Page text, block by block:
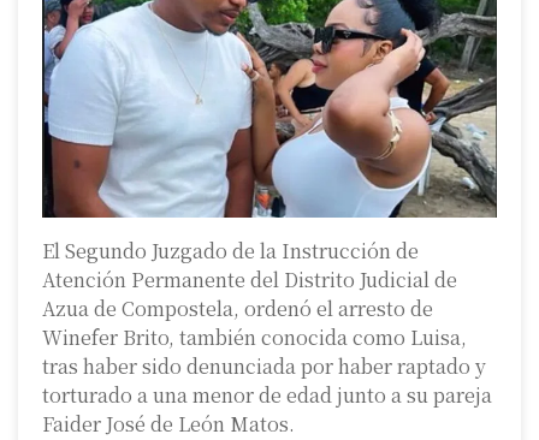
El Segundo Juzgado de la Instrucción de
Atención Permanente del Distrito Judicial de
Azua de Compostela, ordenó el arresto de
Winefer Brito, también conocida como Luisa,
tras haber sido denunciada por haber raptado y
torturado a una menor de edad junto a su pareja
Faider José de León Matos.